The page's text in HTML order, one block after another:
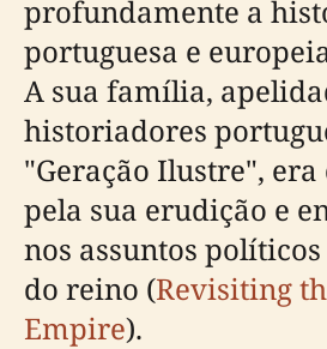
profundamente a
portuguesa e
A sua família,
historiadores
"Geração Ilustre",
pela sua erudição e
nos assuntos
do reino (Revisiting
Empire).